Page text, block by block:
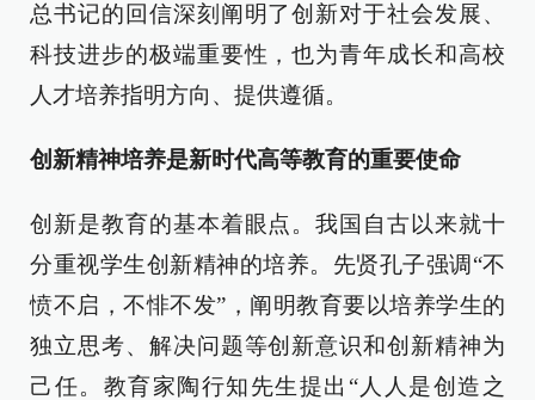
总书记的回信深刻阐明了创新对于社会发展、
科技进步的极端重要性，也为青年成长和高校
人才培养指明方向、提供遵循。
创新精神培养是新时代高等教育的重要使命
创新是教育的基本着眼点。我国自古以来就十
分重视学生创新精神的培养。先贤孔子强调“不
愤不启，不悱不发”，阐明教育要以培养学生的
独立思考、解决问题等创新意识和创新精神为
己任。教育家陶行知先生提出“人人是创造之